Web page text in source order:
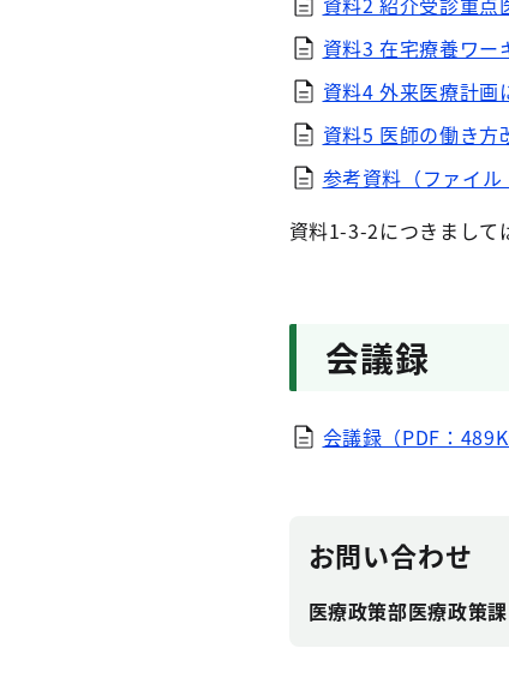
資料3 在宅療養ワー
資料4 外来医療計画
資料5 医師の働き方
参考資料（ファイル
資料1-3-2につきまして
会議録
会議録（PDF：
お問い合わせ
医療政策部医療政策課